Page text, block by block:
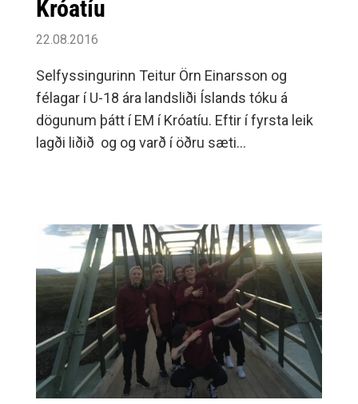
Króatíu
22.08.2016
Selfyssingurinn Teitur Örn Einarsson og
félagar í U-18 ára landsliði Íslands tóku á
dögunum þátt í EM í Króatíu. Eftir í fyrsta leik
lagði liðið og og varð í öðru sæti